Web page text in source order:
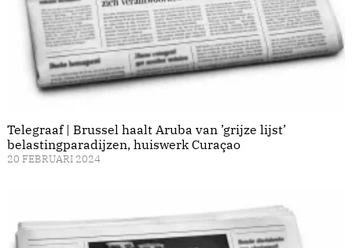
Telegraaf | Brussel haalt Aruba van ’grijze lijst’
belastingparadijzen, huiswerk Curaçao
20 FEBRUARI 2024